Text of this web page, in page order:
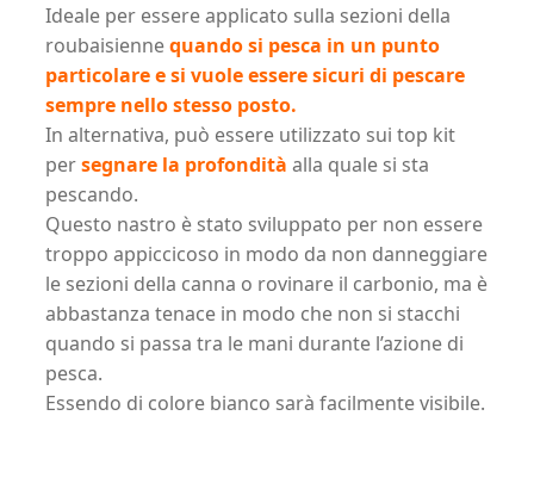
Ideale per essere applicato sulla sezioni della
roubaisiennequando si pesca in un punto
particolare e si vuole essere sicuri di pescare
sempre nello stesso posto.
In alternativa, può essere utilizzato sui top kit
persegnare la profondità alla quale si sta
pescando.
Questo nastro è stato sviluppato per non essere
troppo appiccicoso in modo da non danneggiare
le sezioni della canna o rovinare il carbonio, ma è
abbastanza tenace in modo che non si stacchi
quando si passa tra le mani durante l’azione di
pesca.
Essendo di colore bianco sarà facilmente visibile.